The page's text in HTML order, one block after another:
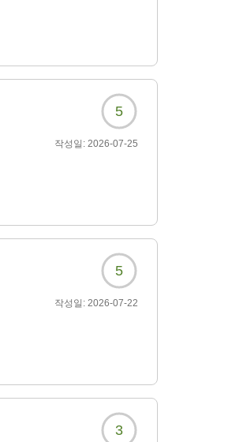
5
작성일: 2026-07-25
5
작성일: 2026-07-22
3